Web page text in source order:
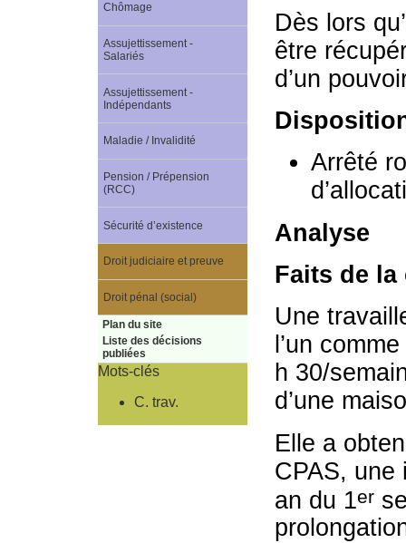
Dès lors
être
d’un
Arrêté
Analyse
Faits de la
Une
l’un
h 30/
d’une
Elle a
CPAS, une
an du 1er
Chômage
Assujettissement -
Salariés
Assujettissement -
Indépendants
Maladie / Invalidité
Pension / Prépension
(RCC)
Sécurité d’existence
Droit judiciaire et preuve
Droit pénal (social)
Plan du site
Liste des décisions
publiées
Mots-clés
C. trav.